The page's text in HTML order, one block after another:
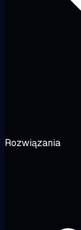
Rozwiązania